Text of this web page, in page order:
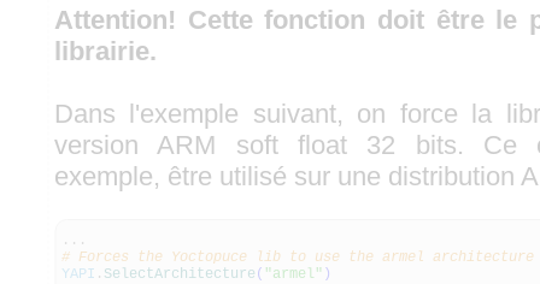
Attention! Cette fonction doit être le
librairie.
Dans l'exemple suivant, on force la
version ARM soft float 32 bits. Ce
exemple, être utilisé sur une distribution
...
# Forces the Yoctopuce lib to use the armel architecture
YAPI . SelectArchitecture ( "armel" )